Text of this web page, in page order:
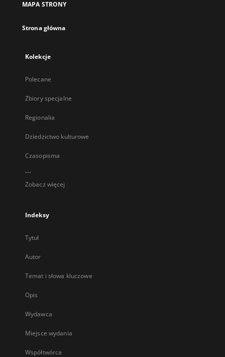
MAPA STRONY
Strona główna
Kolekcje
Polecane
Zbiory specjalne
Regionalia
Dziedzictwo kulturowe
Czasopisma
...
Zobacz więcej
Indeksy
Tytuł
Autor
Temat i słowa kluczowe
Opis
Wydawca
Miejsce wydania
Współtwórca